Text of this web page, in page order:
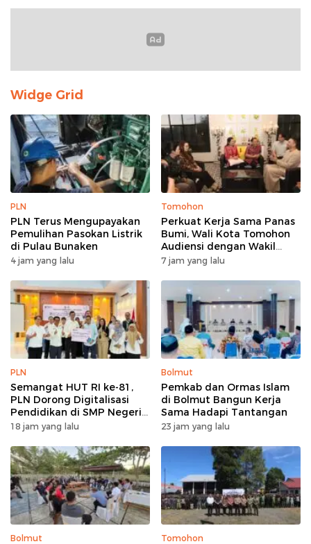
Widge Grid
PLN
PLN Terus Mengupayakan
Pemulihan Pasokan Listrik
di Pulau Bunaken
4 jam yang lalu
Tomohon
Perkuat Kerja Sama Panas
Bumi, Wali Kota Tomohon
Audiensi dengan Wakil
Dubes Selandia Baru
7 jam yang lalu
PLN
Semangat HUT RI ke-81,
PLN Dorong Digitalisasi
Pendidikan di SMP Negeri
1 Palu Lewat Program TJSL
18 jam yang lalu
Bolmut
Pemkab dan Ormas Islam
di Bolmut Bangun Kerja
Sama Hadapi Tantangan
23 jam yang lalu
Bolmut Tomohon